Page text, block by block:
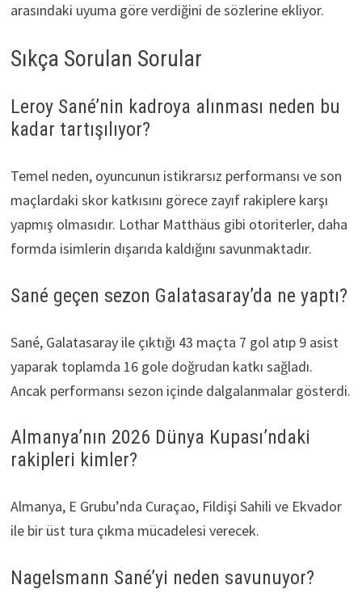
arasındaki uyuma göre verdiğini de sözlerine ekliyor.
Sıkça Sorulan Sorular
Leroy Sané’nin kadroya alınması neden bu
kadar tartışılıyor?
Temel neden, oyuncunun istikrarsız performansı ve son
maçlardaki skor katkısını görece zayıf rakiplere karşı
yapmış olmasıdır. Lothar Matthäus gibi otoriterler, daha
formda isimlerin dışarıda kaldığını savunmaktadır.
Sané geçen sezon Galatasaray’da ne yaptı?
Sané, Galatasaray ile çıktığı 43 maçta 7 gol atıp 9 asist
yaparak toplamda 16 gole doğrudan katkı sağladı.
Ancak performansı sezon içinde dalgalanmalar gösterdi.
Almanya’nın 2026 Dünya Kupası’ndaki
rakipleri kimler?
Almanya, E Grubu’nda Curaçao, Fildişi Sahili ve Ekvador
ile bir üst tura çıkma mücadelesi verecek.
Nagelsmann Sané’yi neden savunuyor?